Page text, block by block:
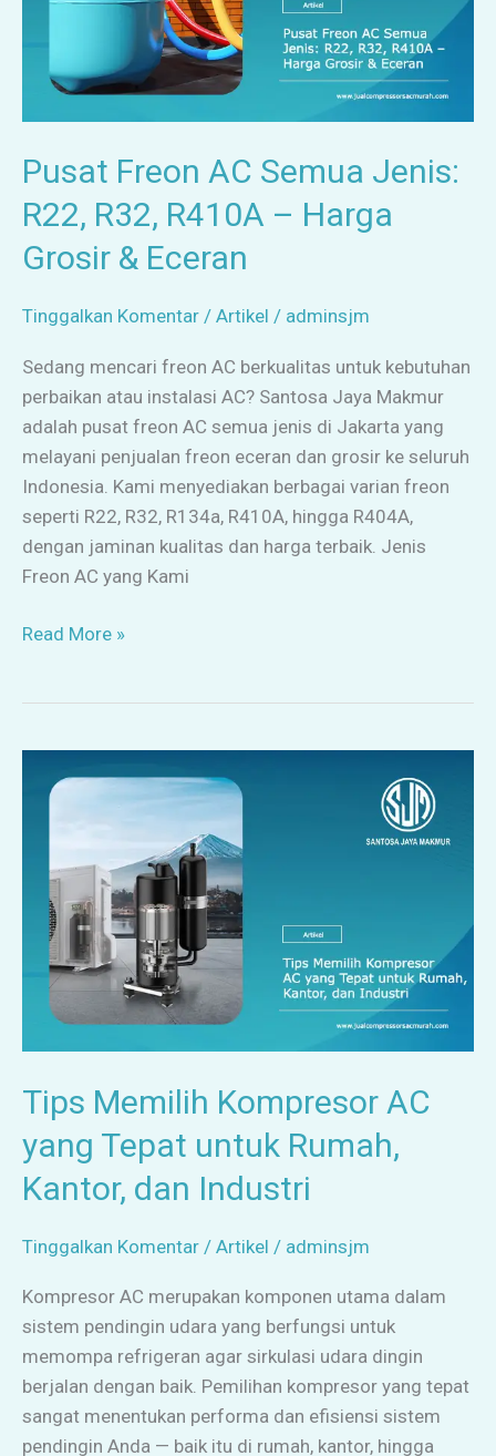
Pusat Freon AC Semua Jenis:
R22, R32, R410A – Harga
Grosir & Eceran
Tinggalkan Komentar / Artikel / adminsjm
Sedang mencari freon AC berkualitas untuk kebutuhan
perbaikan atau instalasi AC? Santosa Jaya Makmur
adalah pusat freon AC semua jenis di Jakarta yang
melayani penjualan freon eceran dan grosir ke seluruh
Indonesia. Kami menyediakan berbagai varian freon
seperti R22, R32, R134a, R410A, hingga R404A,
dengan jaminan kualitas dan harga terbaik. Jenis
Freon AC yang Kami
Harga
&
Read More »
Tips Memilih Kompresor AC
yang Tepat untuk Rumah,
Kantor, dan Industri
Tinggalkan Komentar / Artikel / adminsjm
Kompresor AC merupakan komponen utama dalam
sistem pendingin udara yang berfungsi untuk
memompa refrigeran agar sirkulasi udara dingin
berjalan dengan baik. Pemilihan kompresor yang tepat
sangat menentukan performa dan efisiensi sistem
pendingin Anda — baik itu di rumah, kantor, hingga
Memilih
Kompresor
yang
Tepat
untuk
Rumah,
Kantor,